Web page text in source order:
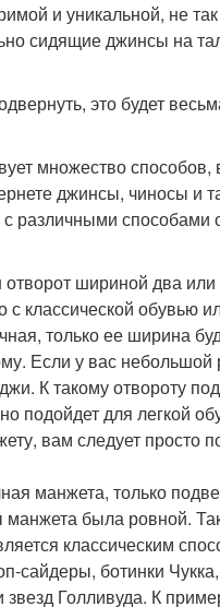
и уникальной, не
сидящие джинсы на
это будет
множество
джинсы, чиносы и
различными
шириной два
с классической обувью
только ее ширина
Если у вас небольшой
К такому отвороту
подойдет для легкой
вам следует просто
манжета, только
манжета была ровной.
классическим
сайдеры, ботинки
Голливуда. К